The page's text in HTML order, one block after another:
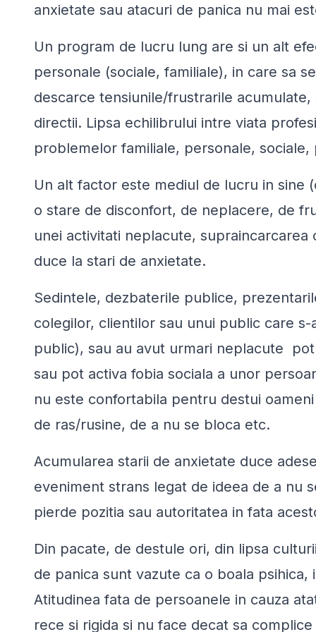
anxietate sau atacuri de panica nu mai
Un program de lucru lung are si un alt
personale (sociale, familiale), in care sa
descarce tensiunile/frustrarile
directii. Lipsa echilibrului intre viata
problemelor familiale, personale,
Un alt factor este mediul de lucru in sine
o stare de disconfort, de neplacere, de
unei activitati neplacute,
duce la stari de anxietate.
Sedintele, dezbaterile publice,
colegilor, clientilor sau unui public care
public), sau au avut urmari neplacute
sau pot activafobia sociala a unor
nu este confortabila pentru destui
de ras/rusine, de a nu se bloca etc.
Acumularea starii de anxietate duce
eveniment strans legat de ideea de a nu
pierde pozitia sau autoritatea in fata
Din pacate, de destule ori, din lipsa
de panica sunt vazute ca o boala
Atitudinea fata de persoanele in cauza
rece si rigida si nu face decat sa